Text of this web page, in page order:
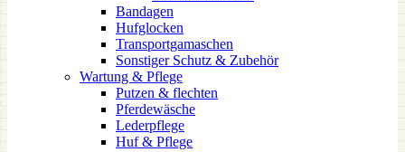
Bandagen
Hufglocken
Transportgamaschen
Sonstiger Schutz & Zubehör
Wartung & Pflege
Putzen & flechten
Pferdewäsche
Lederpflege
Huf & Pflege